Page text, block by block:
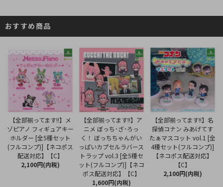
おすすめ商品
【全部揃ってます!!】メ
ゾピアノ フィギュアキー
ホルダー [全5種セット
(フルコンプ)]【ネコポス
配送対応】【C】
2,100円(内税)
【全部揃ってます!!】ア
ニメ ぼっち･ざ･ろっ
く！ ぼっちちゃんがい
っぱいカプセルラバース
トラップ vol.3 [全5種セ
ット(フルコンプ)]【ネコ
ポス配送対応】【C】
1,600円(内税)
【全部揃ってます!!】名
探偵コナン みあげてす
たぁマスコット vol.1 [全
4種セット(フルコンプ)]
【ネコポス配送対応】
【C】
2,100円(内税)